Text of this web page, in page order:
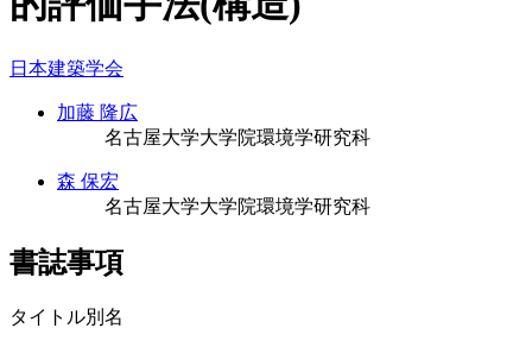
日本建築学会
加藤 隆広
名古屋大学大学院環境学研究科
森 保宏
名古屋大学大学院環境学研究科
書誌事項
タイトル別名